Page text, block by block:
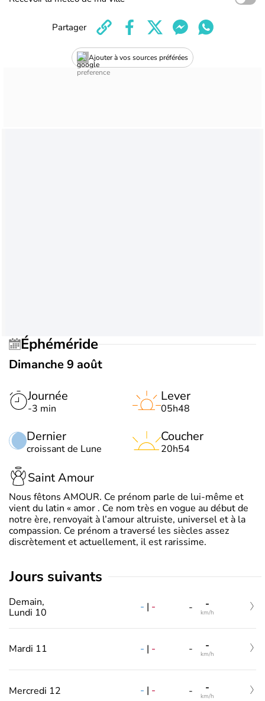
Ajouter à vos sources préférées
Partager
Éphéméride
Dimanche 9 août
Journée
-3 min
Dernier
croissant de Lune
Lever
05h48
Coucher
20h54
Saint Amour
Nous fêtons AMOUR. Ce prénom parle de lui-même et
vient du latin « amor . Ce nom très en vogue au début de
notre ère, renvoyait à l’amour altruiste, universel et à la
compassion. Ce prénom a traversé les siècles assez
discrètement et actuellement, il est rarissime.
jours suivants
Demain,
Lundi 10
- | - - -
km/h
Mardi 11 - | - - -
km/h
Mercredi 12 - | - - -
km/h